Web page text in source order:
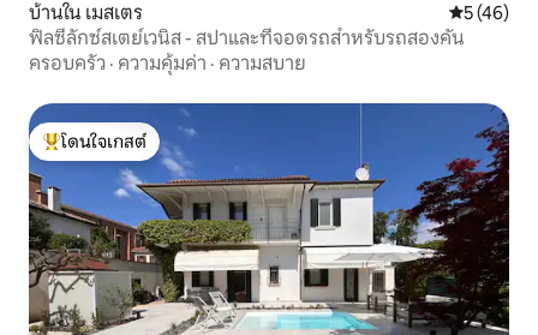
บ้านใน เมสเตร คะแนนเฉลี่
5 (46)
ฟิลซี่ลักซ์สเตย์เวนิส - สปาและที่จอดรถสำหรับรถสองคัน
ครอบครัว · ความคุ้มค่า · ความสบาย
โดนใจเกสต์ที่สุด
โดนใจเกสต์